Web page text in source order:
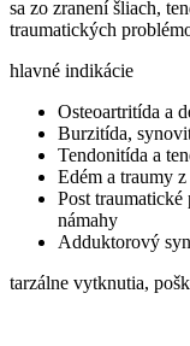
sa zo zranení šliach,
traumatických
hlavné indikácie
Osteoartritída a
Burzitída,
Tendonitída a
Edém a traumy
Post traumatické
námahy
Adduktorový
tarzálne vytknutia,